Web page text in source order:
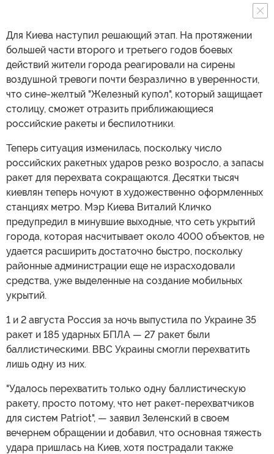
Для Киева наступил решающий этап. На протяжении
большей части второго и третьего годов боевых
действий жители города реагировали на сирены
воздушной тревоги почти безразлично в уверенности,
что сине-желтый "Железный купол", который защищает
столицу, сможет отразить приближающиеся
российские ракеты и беспилотники.
Теперь ситуация изменилась, поскольку число
российских ракетных ударов резко возросло, а запасы
ракет для перехвата сокращаются. Десятки тысяч
киевлян теперь ночуют в художественно оформленных
станциях метро. Мэр Киева Виталий Кличко
предупредил в минувшие выходные, что сеть укрытий
города, которая насчитывает около 4000 объектов, не
удается расширить достаточно быстро, поскольку
районные администрации еще не израсходовали
средства, уже выделенные на создание мобильных
укрытий.
1 и 2 августа Россия за ночь выпустила по Украине 35
ракет и 185 ударных БПЛА — 27 ракет были
баллистическими. ВВС Украины смогли перехватить
лишь одну из них.
"Удалось перехватить только одну баллистическую
ракету, просто потому, что нет ракет-перехватчиков
для систем Patriot", — заявил Зеленский в своем
вечернем обращении и добавил, что основная тяжесть
удара пришлась на Киев, хотя пострадали также